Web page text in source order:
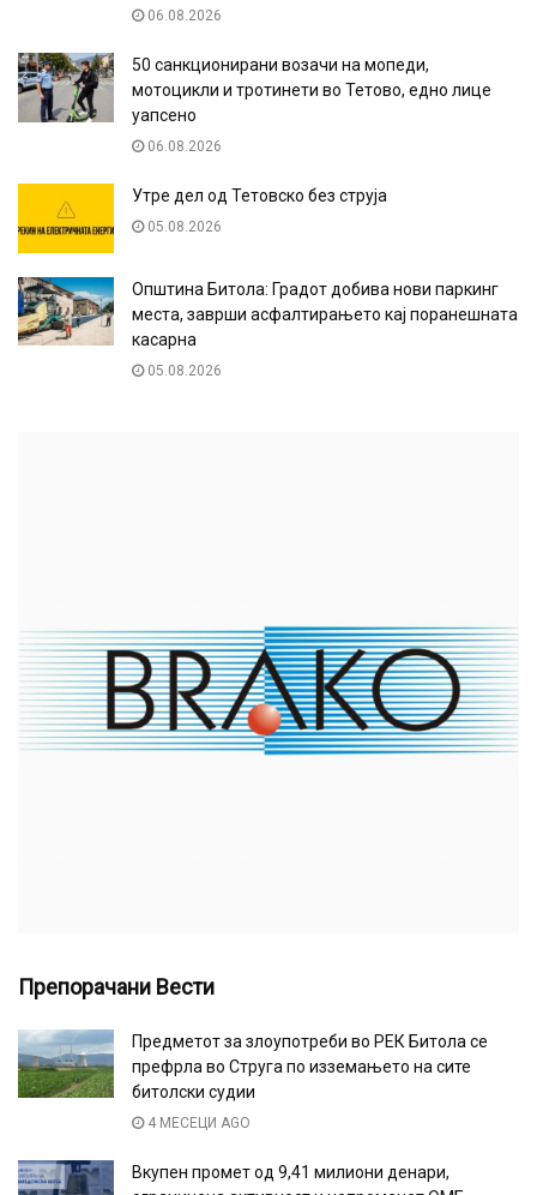
06.08.2026
50 санкционирани возачи на мопеди,
мотоцикли и тротинети во Тетово, едно лице
уапсено
06.08.2026
Утре дел од Тетовско без струја
05.08.2026
Општина Битола: Градот добива нови паркинг
места, заврши асфалтирањето кај поранешната
касарна
05.08.2026
Препорачани Вести
Предметот за злоупотреби во РЕК Битола се
префрла во Струга по изземањето на сите
битолски судии
4 МЕСЕЦИ AGO
Вкупен промет од 9,41 милиони денари,